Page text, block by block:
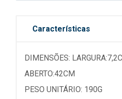
Características
DIMENSÕES:
ABERTO:42CM
PESO UNITÁRIO: 190G